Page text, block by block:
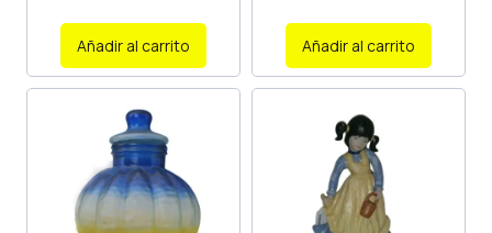
Añadir al carrito Añadir al carrito